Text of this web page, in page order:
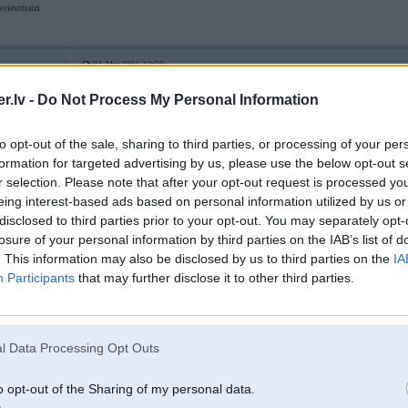
- Do Not Process My Personal Information
opt-out of the sale, sharing to third parties, or processing of your
for targeted advertising by us, please use the below opt-out
selection. Please note that after your opt-out request is processed
interest-based ads based on personal information utilized by us
to third parties prior to your opt-out. You may separately
of your personal information by third parties on the IAB’s list of
This information may also be disclosed by us to third parties on the
Participants that may further disclose it to other third parties.
Data Processing Opt Outs
opt-out of the Sharing of my personal data.
04. Mar 2004, 12:59
Kraasa gan jau kaadi 2,5-3L aizies...
04. Mar 2004, 13:02
neperlamutra toņus sedz 10m2 ar litru gatavā maisījuma. Parasti citām
nesedzoši.
04. Mar 2004, 13:09